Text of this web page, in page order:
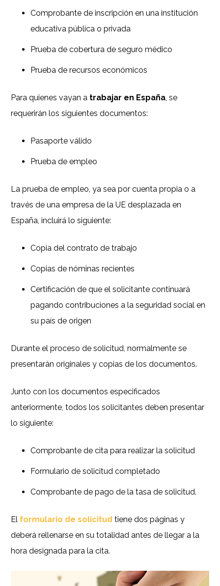
Comprobante de inscripción en una institución
educativa pública o privada
Prueba de cobertura de seguro médico
Prueba de recursos económicos
Para quienes vayan a trabajar en España , se
requerirán los siguientes documentos:
Pasaporte válido
Prueba de empleo
La prueba de empleo, ya sea por cuenta propia o a
través de una empresa de la UE desplazada en
España, incluirá lo siguiente:
Copia del contrato de trabajo
Copias de nóminas recientes
Certificación de que el solicitante continuará
pagando contribuciones a la seguridad social en
su país de origen
Durante el proceso de solicitud, normalmente se
presentarán originales y copias de los documentos.
Junto con los documentos especificados
anteriormente, todos los solicitantes deben presentar
lo siguiente:
Comprobante de cita para realizar la solicitud
Formulario de solicitud completado
Comprobante de pago de la tasa de solicitud.
El formulario de solicitud tiene dos páginas y
deberá rellenarse en su totalidad antes de llegar a la
hora designada para la cita.